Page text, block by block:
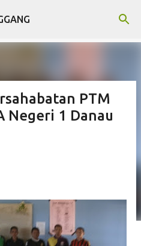
content
PTM
Negeri 1 Danau